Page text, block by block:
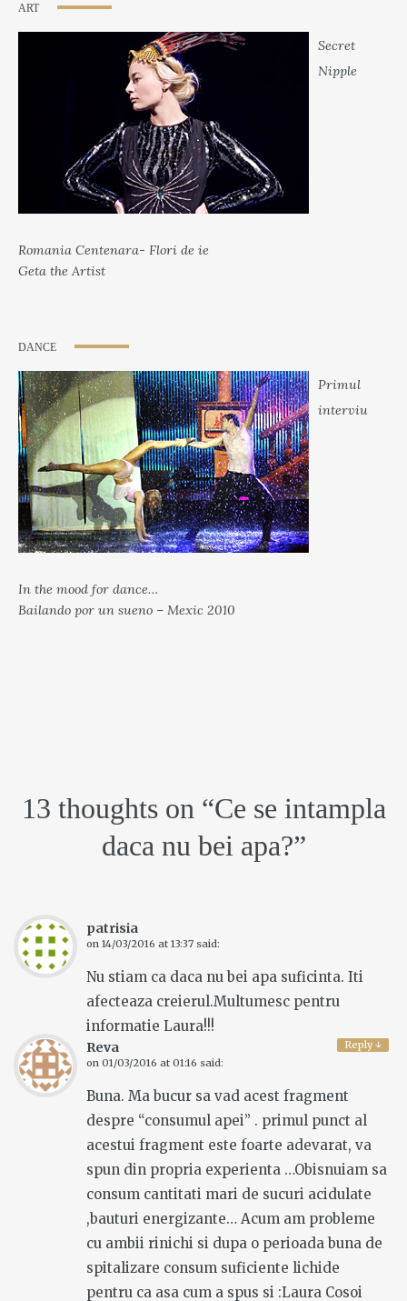
ART
Secret
Nipple
Romania Centenara- Flori de ie
Geta the Artist
DANCE
Primul
interviu
In the mood for dance…
Bailando por un sueno – Mexic 2010
13 thoughts on “Ce se intampla
daca nu bei apa?”
patrisia
on 14/03/2016 at 13:37 said:
Nu stiam ca daca nu bei apa suficinta. Iti
afecteaza creierul.Multumesc pentru
informatie Laura!!!
Reply↓
Reva
on 01/03/2016 at 01:16 said:
Buna. Ma bucur sa vad acest fragment
despre “consumul apei” . primul punct al
acestui fragment este foarte adevarat, va
spun din propria experienta …Obisnuiam sa
consum cantitati mari de sucuri acidulate
,bauturi energizante… Acum am probleme
cu ambii rinichi si dupa o perioada buna de
spitalizare consum suficiente lichide
pentru ca asa cum a spus si :Laura Cosoi